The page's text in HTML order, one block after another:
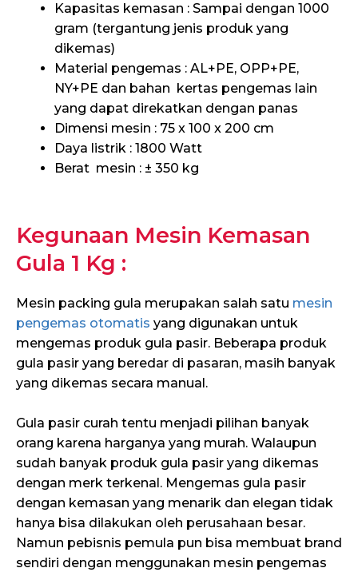
Kapasitas kemasan : Sampai dengan 1000
gram (tergantung jenis produk yang
dikemas)
Material pengemas : AL+PE, OPP+PE,
NY+PE dan bahan kertas pengemas lain
yang dapat direkatkan dengan panas
Dimensi mesin : 75 x 100 x 200 cm
Daya listrik : 1800 Watt
Berat mesin : ± 350 kg
Kegunaan Mesin Kemasan
Gula 1 Kg :
Mesin packing gula merupakan salah satu mesin
pengemas otomatis yang digunakan untuk
mengemas produk gula pasir. Beberapa produk
gula pasir yang beredar di pasaran, masih banyak
yang dikemas secara manual.
Gula pasir curah tentu menjadi pilihan banyak
orang karena harganya yang murah. Walaupun
sudah banyak produk gula pasir yang dikemas
dengan merk terkenal. Mengemas gula pasir
dengan kemasan yang menarik dan elegan tidak
hanya bisa dilakukan oleh perusahaan besar.
Namun pebisnis pemula pun bisa membuat brand
sendiri dengan menggunakan mesin pengemas